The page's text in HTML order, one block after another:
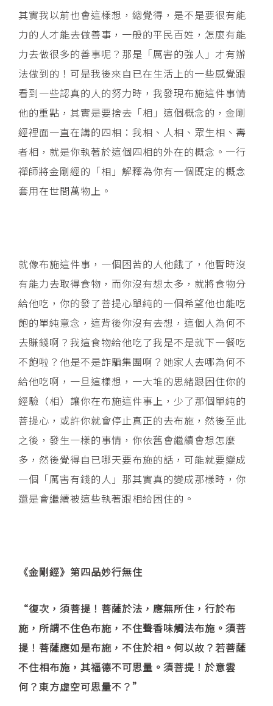
其實我以前也會這樣想，總覺得，是不是要很有能
力的人才能去做善事，一般的平民百姓，怎麼有能
力去做很多的善事呢？那是「厲害的強人」才有辦
法做到的！可是我後來自已在生活上的一些感覺跟
看到一些認真的人的努力時，我發現布施這件事情
他的重點，其實是要捨去「相」這個概念的，金剛
經裡面一直在講的四相：我相、人相、眾生相、壽
者相，就是你執著於這個四相的外在的概念。一行
禪師將金剛經的「相」解釋為你有一個既定的概念
套用在世間萬物上。
就像布施這件事，一個困苦的人他餓了，他暫時沒
有能力去取得食物，而你沒有想太多，就將食物分
給他吃，你的發了菩提心單純的一個希望他也能吃
飽的單純意念，這背後你沒有去想，這個人為何不
去賺錢啊？我這食物給他吃了我是不是就下一餐吃
不飽啦？他是不是詐騙集團啊？她家人去哪為何不
給他吃啊，一旦這樣想，一大堆的思緒跟困住你的
經驗（相）讓你在布施這件事上，少了那個單純的
菩提心，或許你就會停止真正的去布施，然後至此
之後，發生一樣的事情，你依舊會繼續會想怎麼
多，然後覺得自已哪天要布施的話，可能就要變成
一個「厲害有錢的人」那其實真的變成那樣時，你
還是會繼續被這些執著跟相給困住的。
《金剛經》第四品妙行無住
“復次，須菩提！菩薩於法，應無所住，行於布
施，所謂不住色布施，不住聲香味觸法布施。須菩
提！菩薩應如是布施，不住於相。何以故？若菩薩
不住相布施，其福德不可思量。須菩提！於意雲
何？東方虛空可思量不？”